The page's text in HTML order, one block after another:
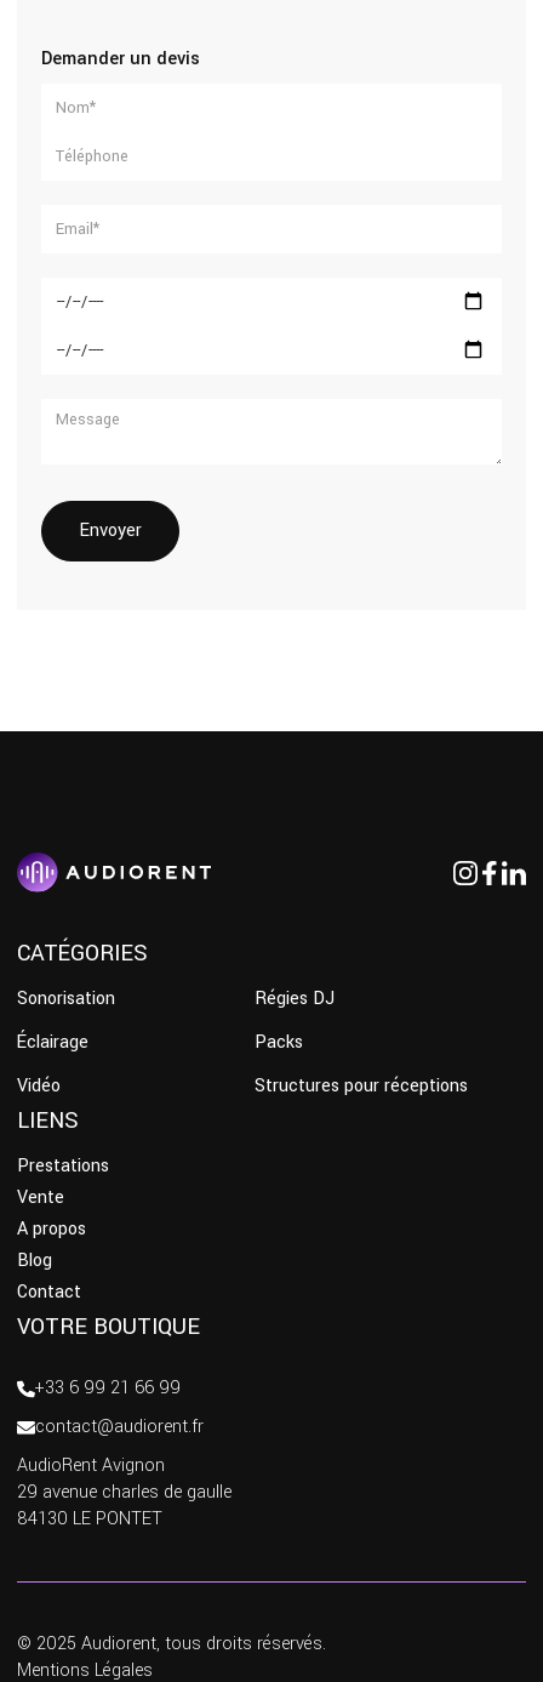
Demander un devis
CATÉGORIES
Sonorisation
Régies DJ
Éclairage
Packs
Vidéo
Structures pour réceptions
LIENS
Prestations
Vente
A propos
Blog
Contact
VOTRE BOUTIQUE
+33 6 99 21 66 99
contact@audiorent.fr
AudioRent Avignon
29 avenue charles de gaulle
84130 LE PONTET
© 2025 Audiorent, tous droits réservés.
Mentions Légales